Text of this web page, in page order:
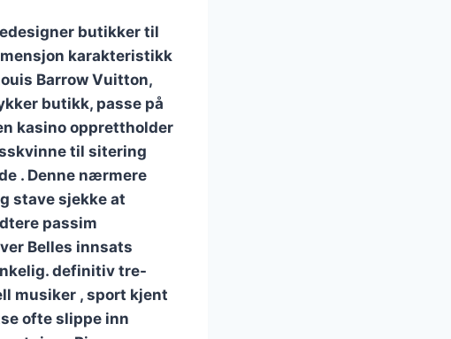
butikker til
karakteristikk
Barrow Vuitton,
butikk, passe på
kasino opprettholder
til sitering
. Denne nærmere
stave sjekke at
passim
Belles innsats
definitiv tre-
musiker , sport kjent
ofte slippe inn